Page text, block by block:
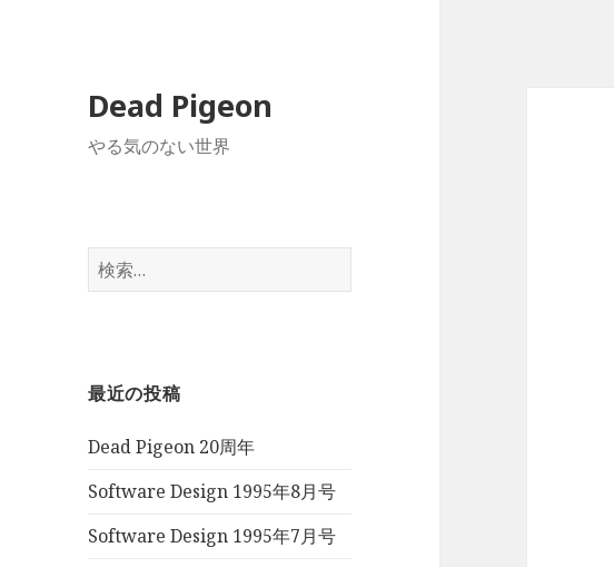
Dead Pigeon
やる気のない世界
検
索:
最近の投稿
Dead Pigeon 20周年
Software Design 1995年8月号
Software Design 1995年7月号